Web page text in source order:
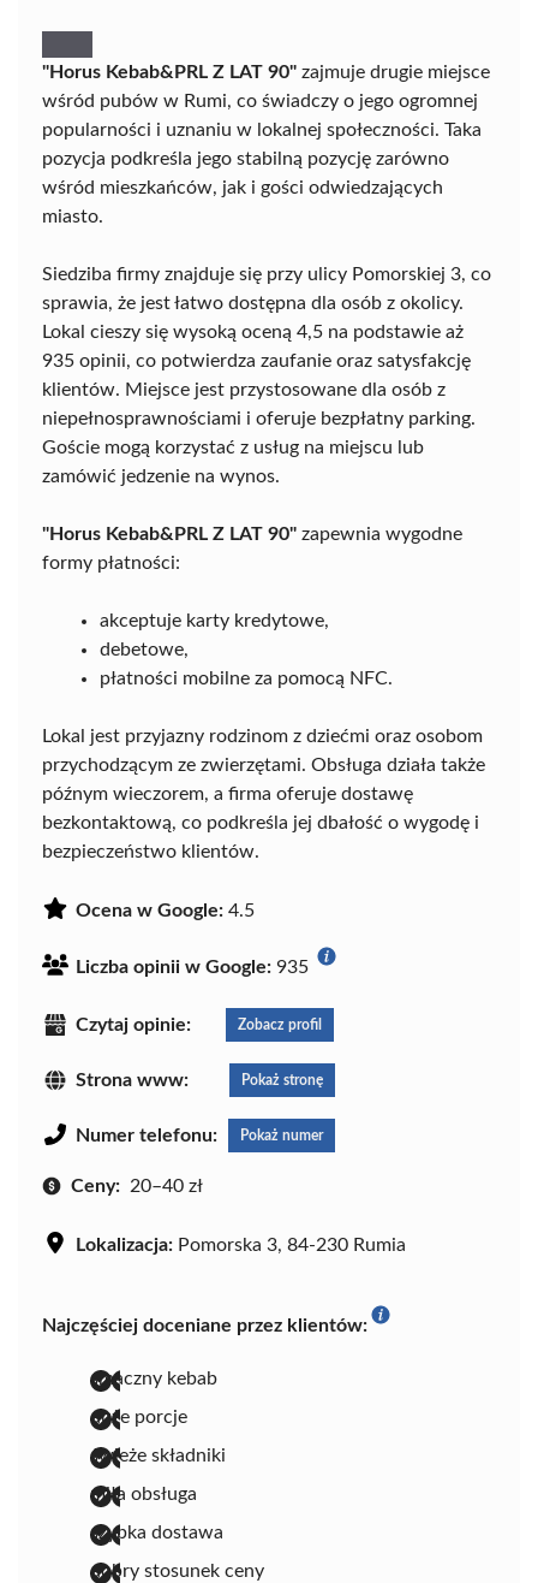
"Horus Kebab&PRL Z LAT 90" zajmuje drugie miejsce
wśród pubów w Rumi, co świadczy o jego ogromnej
popularności i uznaniu w lokalnej społeczności. Taka
pozycja podkreśla jego stabilną pozycję zarówno
wśród mieszkańców, jak i gości odwiedzających
miasto.
Siedziba firmy znajduje się przy ulicy Pomorskiej 3, co
sprawia, że jest łatwo dostępna dla osób z okolicy.
Lokal cieszy się wysoką oceną 4,5 na podstawie aż
935 opinii, co potwierdza zaufanie oraz satysfakcję
klientów. Miejsce jest przystosowane dla osób z
niepełnosprawnościami i oferuje bezpłatny parking.
Goście mogą korzystać z usług na miejscu lub
zamówić jedzenie na wynos.
"Horus Kebab&PRL Z LAT 90" zapewnia wygodne
formy płatności:
akceptuje karty kredytowe,
debetowe,
płatności mobilne za pomocą NFC.
Lokal jest przyjazny rodzinom z dziećmi oraz osobom
przychodzącym ze zwierzętami. Obsługa działa także
późnym wieczorem, a firma oferuje dostawę
bezkontaktową, co podkreśla jej dbałość o wygodę i
bezpieczeństwo klientów.
Ocena w Google: 4.5
Liczba opinii w Google: 935
Czytaj opinie: Zobacz profil
Strona www: Pokaż stronę
Numer telefonu: Pokaż numer
Ceny: 20–40 zł
Lokalizacja: Pomorska 3, 84-230 Rumia
Najczęściej doceniane przez klientów:
smaczny kebab
duże porcje
świeże składniki
miła obsługa
szybka dostawa
dobry stosunek ceny